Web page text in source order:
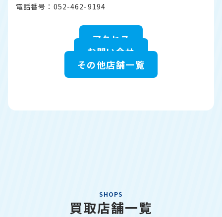
電話番号：052-462-9194
アクセス
お問い合せ
その他店舗一覧
SHOPS
買取店舗一覧